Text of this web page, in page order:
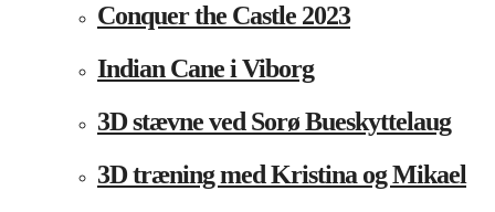
Conquer the Castle 2023
Indian Cane i Viborg
3D stævne ved Sorø Bueskyttelaug
3D træning med Kristina og Mikael